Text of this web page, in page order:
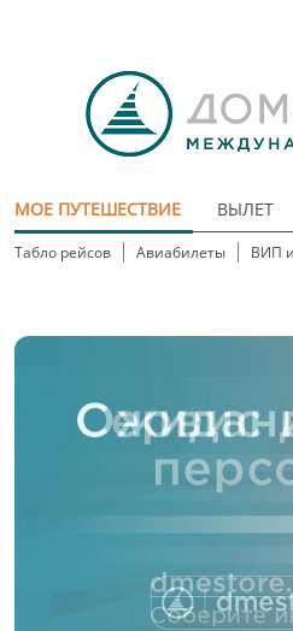
МОЕ ПУТЕШЕСТВИЕ ВЫЛЕТ
Табло рейсов Авиабилеты ВИП